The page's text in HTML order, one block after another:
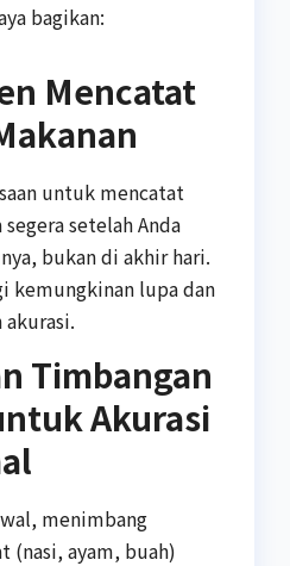
bagikan:
Mencatat
untuk mencatat
segera setelah Anda
bukan di akhir hari.
kemungkinan lupa dan
Timbangan
Akurasi
menimbang
(nasi, ayam, buah)